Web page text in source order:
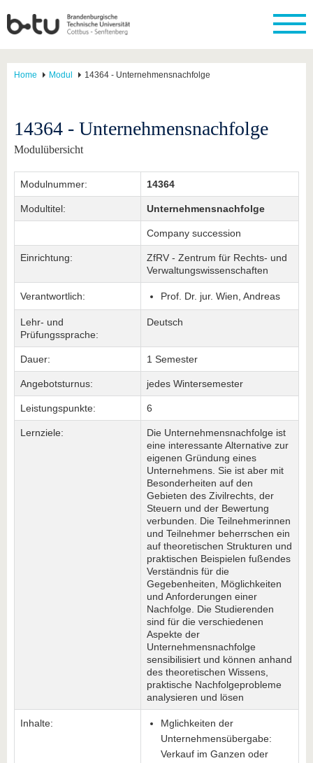
Home Modul 14364 - Unternehmensnachfolge
14364 - Unternehmensnachfolge
Modulübersicht
Modulnummer: 14364
Modultitel: Unternehmensnachfolge
Company succession
Einrichtung:
ZfRV - Zentrum für Rechts- und
Verwaltungswissenschaften
Verantwortlich: Prof. Dr. jur. Wien, Andreas
Lehr- und
Prüfungssprache:
Deutsch
Dauer: 1 Semester
Angebotsturnus: jedes Wintersemester
Leistungspunkte: 6
Lernziele:
Die Unternehmensnachfolge ist
eine interessante Alternative zur
eigenen Gründung eines
Unternehmens. Sie ist aber mit
Besonderheiten auf den
Gebieten des Zivilrechts, der
Steuern und der Bewertung
verbunden. Die Teilnehmerinnen
und Teilnehmer beherrschen ein
auf theoretischen Strukturen und
praktischen Beispielen fußendes
Verständnis für die
Gegebenheiten, Möglichkeiten
und Anforderungen einer
Nachfolge. Die Studierenden
sind für die verschiedenen
Aspekte der
Unternehmensnachfolge
sensibilisiert und können anhand
des theoretischen Wissens,
praktische Nachfolgeprobleme
analysieren und lösen
Inhalte:
Mglichkeiten der
Unternehmensübergabe:
Verkauf im Ganzen oder